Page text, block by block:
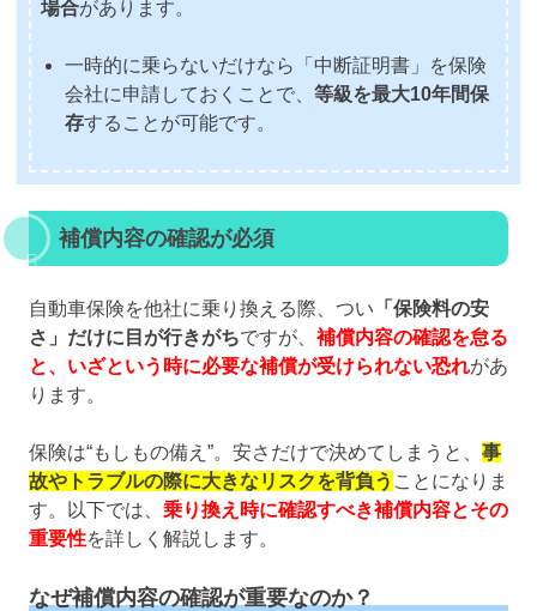
場合があります。
一時的に乗らないだけなら「中断証明書」を保険
会社に申請しておくことで、 等級を最大10年間保
存することが可能です。
補償内容の確認が必須
自動車保険を他社に乗り換える際、つい 「保険料の安
さ」だけに目が行きがちですが、 補償内容の確認を怠る
と、いざという時に必要な補償が受けられない恐れがあ
ります。
保険は“もしもの備え”。安さだけで決めてしまうと、 事
故やトラブルの際に大きなリスクを背負う ことになりま
す。以下では、 乗り換え時に確認すべき補償内容とその
重要性を詳しく解説します。
なぜ補償内容の確認が重要なのか？